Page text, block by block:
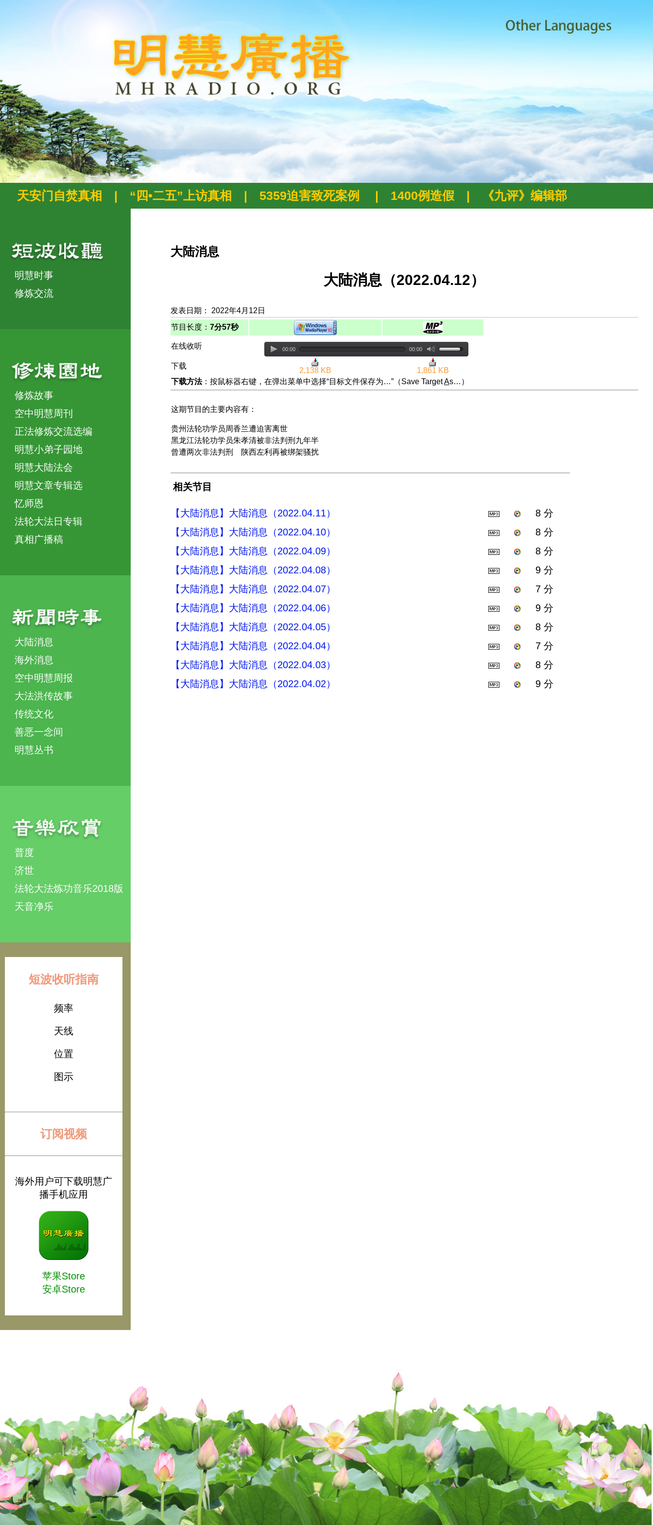
天安门自焚真相 | “四•二五”上访真相 | 5359迫害致死案例 | 1400例造假 | 《九评》编辑部
明慧时事
修炼交流
修炼故事
空中明慧周刊
正法修炼交流选编
明慧小弟子园地
明慧大陆法会
明慧文章专辑选
忆师恩
法轮大法日专辑
真相广播稿
大陆消息
海外消息
空中明慧周报
大法洪传故事
传统文化
善恶一念间
明慧丛书
普度
济世
法轮大法炼功音乐2018版
天音净乐
短波收听指南
频率
天线
位置
图示
订阅视频
海外用户可下载明慧广
播手机应用
苹果Store
安卓Store
大陆消息
大陆消息（2022.04.12）
发表日期： 2022年4月12日
节目长度： 7分57秒
在线收听 00:00 00:00
下载
2,138 KB
1,861 KB
下载方法：按鼠标器右键，在弹出菜单中选择“目标文件保存为…”（Save TargetAs…）
这期节目的主要内容有：
贵州法轮功学员周香兰遭迫害离世
黑龙江法轮功学员朱孝清被非法判刑九年半
曾遭两次非法判刑 陕西左利再被绑架骚扰
相关节目
【大陆消息】大陆消息（2022.04.11）
8 分
【大陆消息】大陆消息（2022.04.10）
8 分
【大陆消息】大陆消息（2022.04.09）
8 分
【大陆消息】大陆消息（2022.04.08）
9 分
【大陆消息】大陆消息（2022.04.07）
7 分
【大陆消息】大陆消息（2022.04.06）
9 分
【大陆消息】大陆消息（2022.04.05）
8 分
【大陆消息】大陆消息（2022.04.04）
7 分
【大陆消息】大陆消息（2022.04.03）
8 分
【大陆消息】大陆消息（2022.04.02）
9 分